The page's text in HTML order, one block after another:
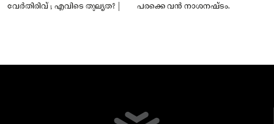
വേർതിരിവ് ; എവിടെ തുല്യത? |
പരക്കെ വൻ നാശനഷ്ടം.